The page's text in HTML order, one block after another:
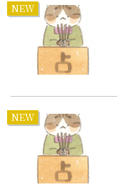
NEW
NEW